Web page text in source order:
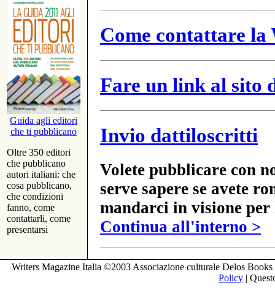
Guida agli editori
che ti pubblicano
Oltre 350 editori
che pubblicano
autori italiani: che
cosa pubblicano,
che condizioni
fanno, come
contattarli, come
presentarsi
Come contattare
Fare un link al sito
Invio dattiloscritti
Volete pubblicare con
serve sapere se avete
mandarci in visione
Continua all'interno >
Writers Magazine Italia ©2003 Associazione culturale Delos
Policy |